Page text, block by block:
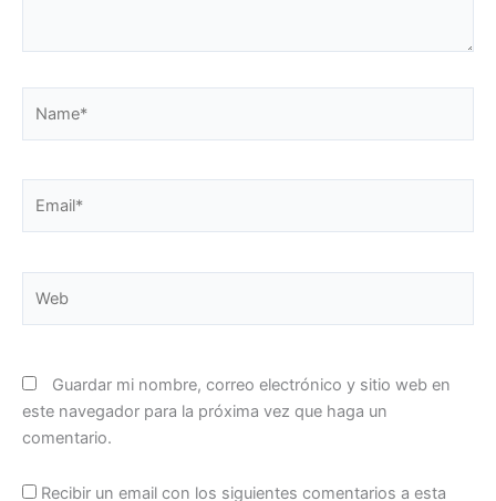
Guardar mi nombre, correo electrónico y sitio web en
este navegador para la próxima vez que haga un
comentario.
Recibir un email con los siguientes comentarios a esta